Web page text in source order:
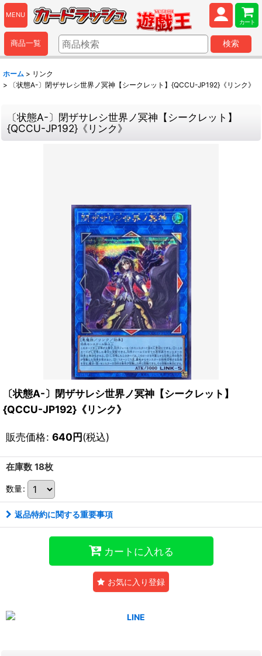
MENU
カート
商品一覧 検索
ホーム > リンク
>
〔状態A-〕閉ザサレシ世界ノ冥神【シークレット】{QCCU-JP192}《リンク》
〔状態A-〕閉ザサレシ世界ノ冥神【シークレット】
{QCCU-JP192}《リンク》
〔状態A-〕閉ザサレシ世界ノ冥神【シークレット】
{QCCU-JP192}《リンク》
販売価格: 640円(税込)
在庫数 18枚
数量:
返品特約に関する重要事項
カートに入れる
お気に入り登録